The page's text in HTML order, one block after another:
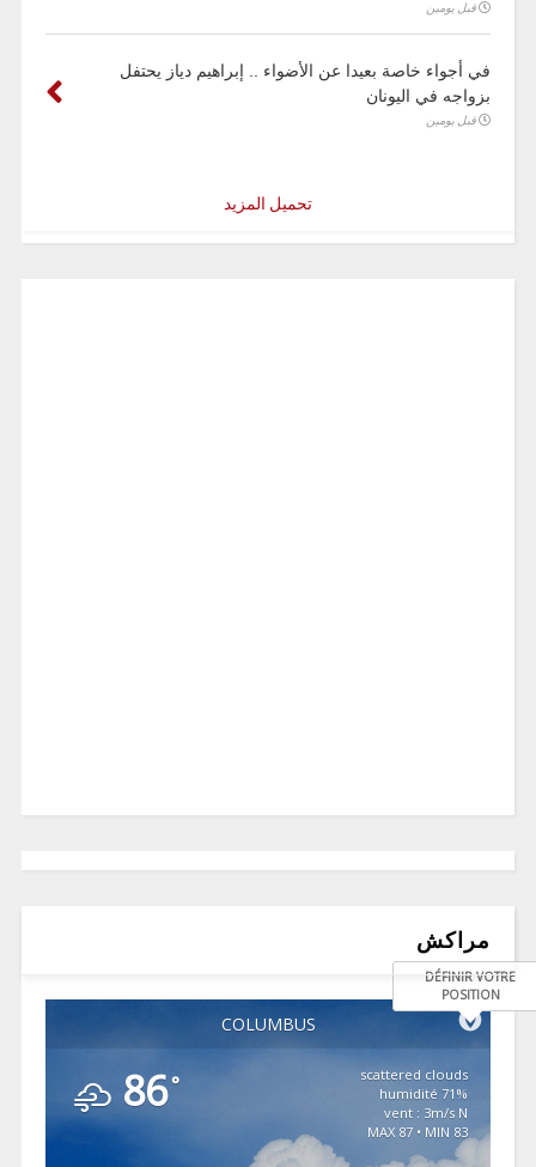
قبل يومين
في أجواء خاصة بعيدا عن الأضواء .. إبراهيم دياز يحتفل
بزواجه في اليونان
قبل يومين
تحميل المزيد
مراكش
COLUMBUS
DÉFINIR VOTRE
POSITION
86°
scattered clouds
71% humidité
vent : 3m/s N
MAX 87 • MIN 83